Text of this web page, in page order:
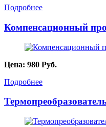
Подробнее
Компенсационный
Цена: 980 Руб.
Подробнее